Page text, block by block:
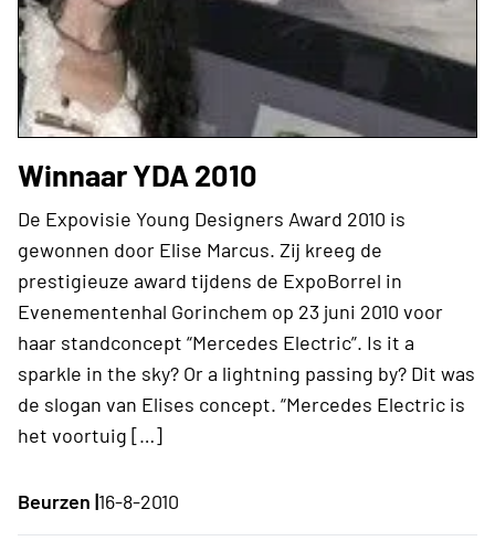
Winnaar YDA 2010
De Expovisie Young Designers Award 2010 is
gewonnen door Elise Marcus. Zij kreeg de
prestigieuze award tijdens de ExpoBorrel in
Evenementenhal Gorinchem op 23 juni 2010 voor
haar standconcept “Mercedes Electric”. Is it a
sparkle in the sky? Or a lightning passing by? Dit was
de slogan van Elises concept. “Mercedes Electric is
het voortuig […]
Beurzen |16-8-2010